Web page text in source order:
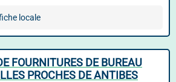
locale
FOURNITURES DE BUREAU
PROCHES DE ANTIBES